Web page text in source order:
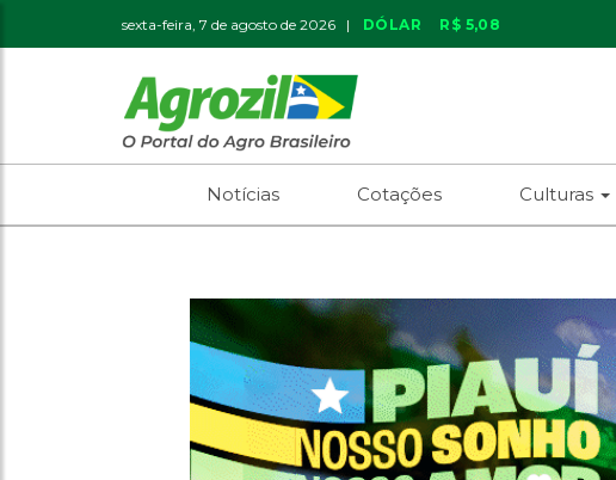
sexta-feira, 7 de agosto de 2026 | DÓLAR R$ 5,08
Notícias Cotações Culturas